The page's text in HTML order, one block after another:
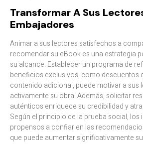
Transformar A Sus
Embajadores
Animar a sus lectores satisfechos a
recomendar su eBook es una estrategia
su alcance. Establecer un programa de
beneficios exclusivos, como descuentos
contenido adicional, puede motivar a sus
activamente su obra. Además, solicitar
auténticos enriquece su credibilidad y
Según el principio de la prueba social, los
propensos a confiar en las
que puede aumentar significativamente